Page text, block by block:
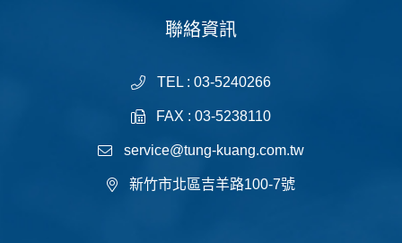
聯絡資訊
TEL : 03-5240266
FAX : 03-5238110
service@tung-kuang.com.tw
新竹市北區吉羊路100-7號